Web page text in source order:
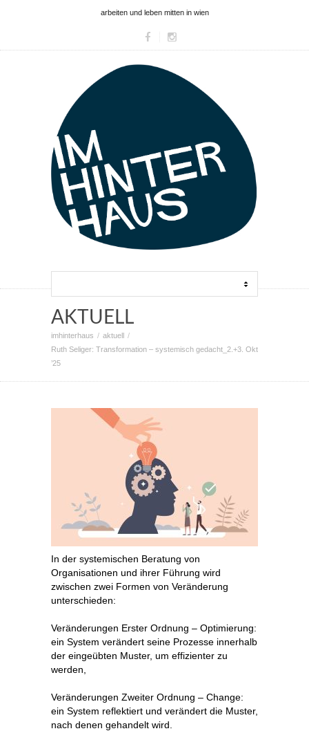
arbeiten und leben mitten in wien
AKTUELL
imhinterhaus
aktuell
Ruth Seliger: Transformation – systemisch gedacht_2.+3. Okt
’25
In der systemischen Beratung von
Organisationen und ihrer Führung wird
zwischen zwei Formen von Veränderung
unterschieden:
Veränderungen Erster Ordnung – Optimierung:
ein System verändert seine Prozesse innerhalb
der eingeübten Muster, um effizienter zu
werden,
Veränderungen Zweiter Ordnung – Change:
ein System reflektiert und verändert die Muster,
nach denen gehandelt wird.